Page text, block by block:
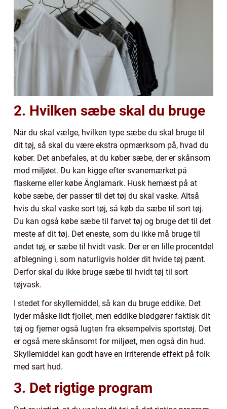
2. Hvilken sæbe skal du bruge
Når du skal vælge, hvilken type sæbe du skal bruge til
dit tøj, så skal du være ekstra opmærksom på, hvad du
køber. Det anbefales, at du køber sæbe, der er skånsom
mod miljøet. Du kan kigge efter svanemærket på
flaskerne eller købe Änglamark. Husk hernæst på at
købe sæbe, der passer til det tøj du skal vaske. Altså
hvis du skal vaske sort tøj, så køb da sæbe til sort tøj.
Du kan også købe sæbe til farvet tøj og bruge det til det
meste af dit tøj. Det eneste, som du ikke må bruge til
andet tøj, er sæbe til hvidt vask. Der er en lille procentdel
afblegning i, som naturligvis holder dit hvide tøj pænt.
Derfor skal du ikke bruge sæbe til hvidt tøj til sort
tøjvask.
I stedet for skyllemiddel, så kan du bruge eddike. Det
lyder måske lidt fjollet, men eddike blødgører faktisk dit
tøj og fjerner også lugten fra eksempelvis sportstøj. Det
er også mere skånsomt for miljøet, men også din hud.
Skyllemiddel kan godt have en irriterende effekt på folk
med sart hud.
3. Det rigtige program